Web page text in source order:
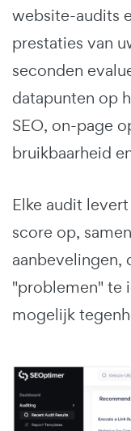
website-audits
prestaties van
seconden
datapunten op
SEO, on-page
bruikbaarheid
Elke audit
score op,
aanbevelingen,
"problemen" te
mogelijk